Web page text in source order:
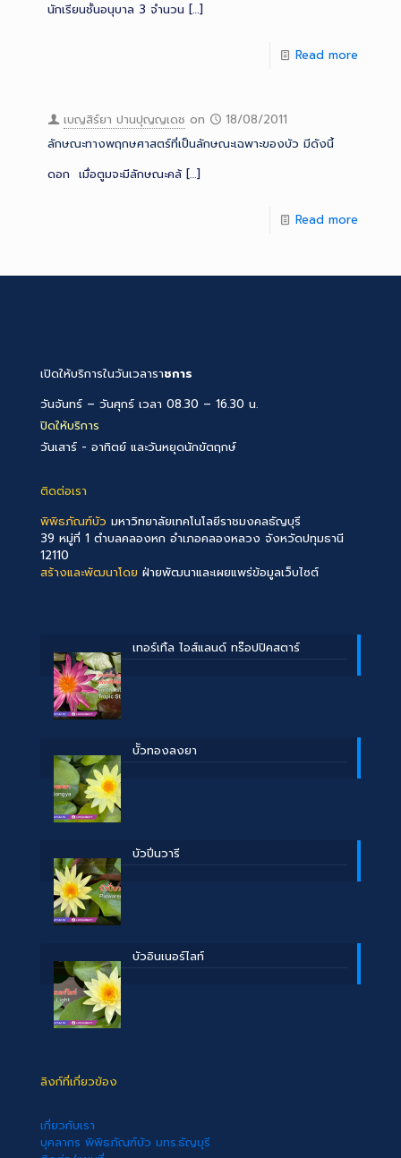
นักเรียนชั้นอนุบาล 3 จำนวน […]
Read more
เบญสิร์ยา ปานปุญญเดช on
18/08/2011
ลักษณะทางพฤกษศาสตร์ที่เป็นลักษณะเฉพาะของบัว มีดังนี้
ดอก เมื่อตูมจะมีลักษณะคล้ […]
Read more
เปิดให้บริการในวันเวลาราชการ
วันจันทร์ – วันศุกร์ เวลา 08.30 – 16.30 น.
ปิดให้บริการ
วันเสาร์ - อาทิตย์ และวันหยุดนักขัตฤกษ์
ติดต่อเรา
พิพิธภัณฑ์บัว มหาวิทยาลัยเทคโนโลยีราชมงคลธัญบุรี
39 หมู่ที่ 1 ตำบลคลองหก อำเภอคลองหลวง จังหวัดปทุมธานี
12110
สร้างและพัฒนาโดย ฝ่ายพัฒนาและเผยแพร่ข้อมูลเว็บไซต์
เทอร์เทิ้ล ไอส์แลนด์ ทร๊อปปิคสตาร์
บััวทองลงยา
บัวปิ่นวารี
บัวอินเนอร์ไลท์
ลิงก์ที่เกี่ยวข้อง
เกี่ยวกับเรา
บุคลากร พิพิธภัณฑ์บัว มทร.ธัญบุรี